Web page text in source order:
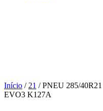
Início / 21 / PNEU 285/
EVO3 K127A